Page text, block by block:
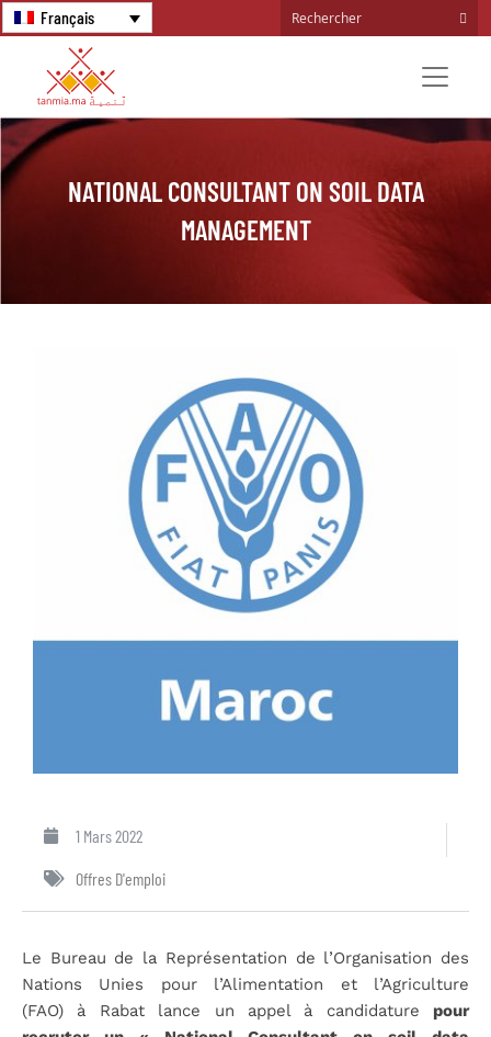
Français
NATIONAL CONSULTANT ON SOIL DATA
MANAGEMENT
1 Mars 2022
Offres D'emploi
Le Bureau de la Représentation de l’Organisation des
Nations Unies pour l’Alimentation et l’Agriculture
(FAO) à Rabat lance un appel à candidature pour